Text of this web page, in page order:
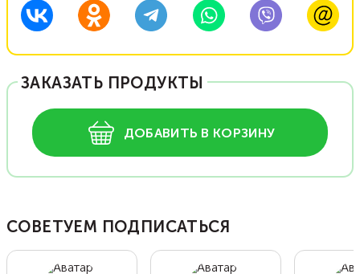
ЗАКАЗАТЬ ПРОДУКТЫ
ДОБАВИТЬ В КОРЗИНУ
СОВЕТУЕМ ПОДПИСАТЬСЯ